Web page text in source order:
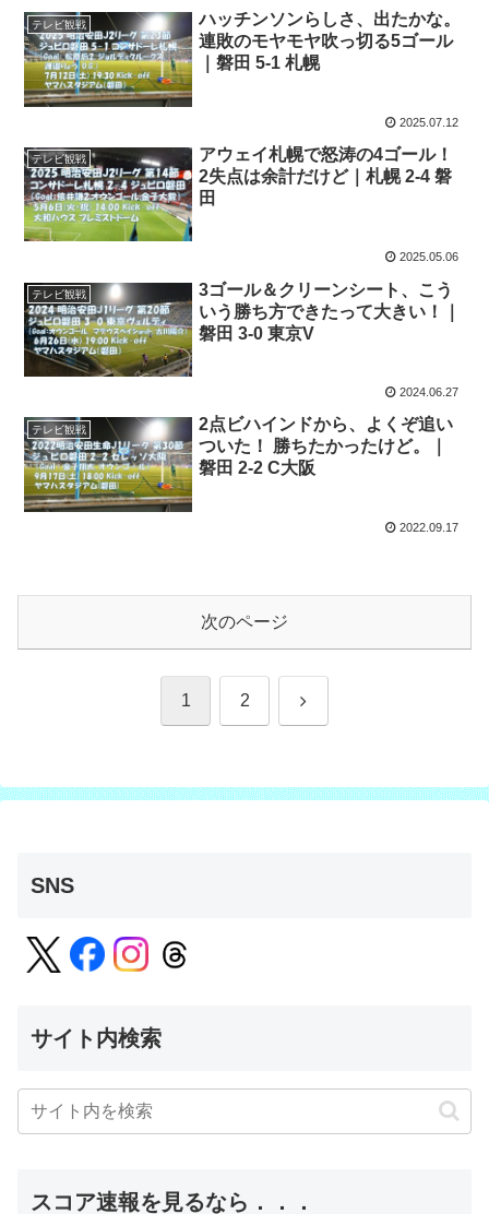
テレビ観戦
ハッチンソンらしさ、出たかな。
連敗のモヤモヤ吹っ切る5ゴール
｜磐田 5-1 札幌
2025.07.12
テレビ観戦
アウェイ札幌で怒涛の4ゴール！
2失点は余計だけど｜札幌 2-4 磐
田
2025.05.06
テレビ観戦
3ゴール＆クリーンシート、こう
いう勝ち方できたって大きい！｜
磐田 3-0 東京V
2024.06.27
テレビ観戦
2点ビハインドから、よくぞ追い
ついた！ 勝ちたかったけど。｜
磐田 2-2 C大阪
2022.09.17
次のページ
1 2 次
SNS
サイト内検索
スコア速報を見るなら．．．